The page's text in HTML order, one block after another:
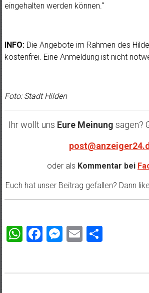
eingehalten werden können.“
INFO: Die Angebote im Rahmen des
kostenfrei. Eine Anmeldung ist nicht
Foto: Stadt Hilden
Ihr wollt uns Eure Meinung sagen?
oder als Kommentar bei
Euch hat unser Beitrag gefallen? Dann
WhatsApp
Facebook
Messenger
EmailTeilen